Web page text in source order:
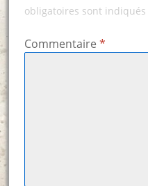
obligatoires sont indiqués
Commentaire *